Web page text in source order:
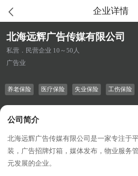
企业详情
北海远辉广告传媒有限公司
私营．民营企业 10～50人
广告业
养老保险 医疗保险 失业保险 工伤保险
公司简介
北海远辉广告传媒有限公司是一家专注于
装，广告招牌灯箱，媒体发布，物业服务
元发展的企业。